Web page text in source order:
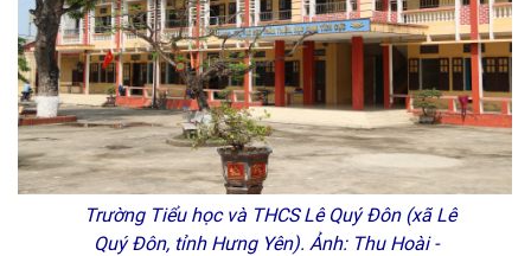
Trường Tiểu học và THCS Lê Quý Đôn (xã Lê
Quý Đôn, tỉnh Hưng Yên). Ảnh: Thu Hoài -